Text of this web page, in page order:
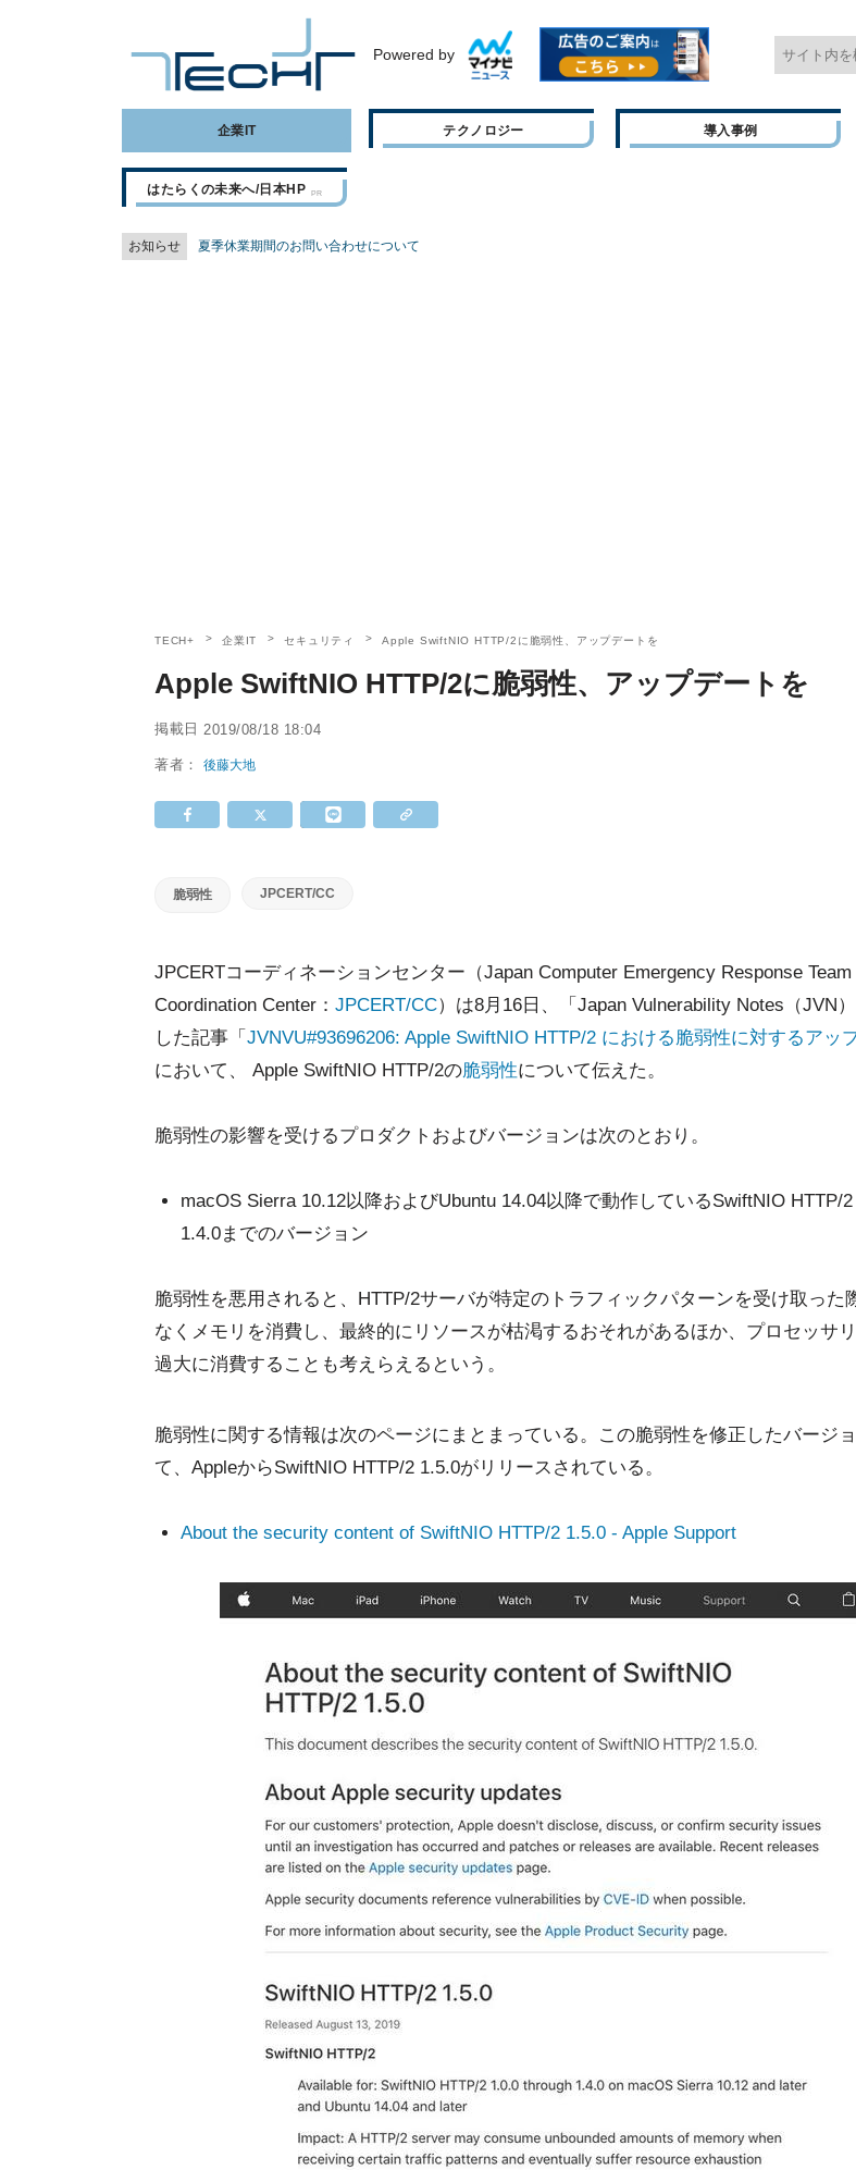
Powered by
企業IT テクノロジー 導入事例
はたらくの未来へ/日本HP
お知らせ 夏季休業期間のお問い合わせについて
TECH+ 企業IT セキュリティ Apple SwiftNIO HTTP/2に脆弱性、アップデートを
Apple SwiftNIO HTTP/2に脆弱性、アップデートを
掲載日 2019/08/18 18:04
著者：後藤大地
脆弱性 JPCERT/CC
JPCERTコーディネーションセンター（Japan Computer Emergency Response Team
Coordination Center： JPCERT/CC）は8月16日、「Japan Vulnerability Notes（JVN
した記事「 JVNVU#93696206: Apple SwiftNIO HTTP/2 における脆弱性に対するアッ
において、 Apple SwiftNIO HTTP/2の脆弱性について伝えた。
脆弱性の影響を受けるプロダクトおよびバージョンは次のとおり。
macOS Sierra 10.12以降およびUbuntu 14.04以降で動作しているSwiftNIO HTTP/
1.4.0までのバージョン
脆弱性を悪用されると、HTTP/2サーバが特定のトラフィックパターンを受け取った
なくメモリを消費し、最終的にリソースが枯渇するおそれがあるほか、プロセッサ
過大に消費することも考えらえるという。
脆弱性に関する情報は次のページにまとまっている。この脆弱性を修正したバージ
て、AppleからSwiftNIO HTTP/2 1.5.0がリリースされている。
About the security content of SwiftNIO HTTP/2 1.5.0 - Apple Support